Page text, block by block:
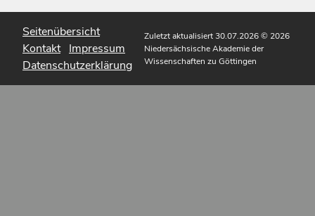
Seitenübersicht
Kontakt Impressum
Datenschutzerklärung
Zuletzt aktualisiert 30.07.2026© 2026
Niedersächsische Akademie der
Wissenschaften zu Göttingen